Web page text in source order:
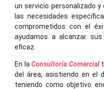
un servicio personalizado
las necesidades
comprometidos con el
ayudamos a alcanzar
eficaz.
En la Consultoría Comercial
del área, asistiendo en el
teniendo como objetivo